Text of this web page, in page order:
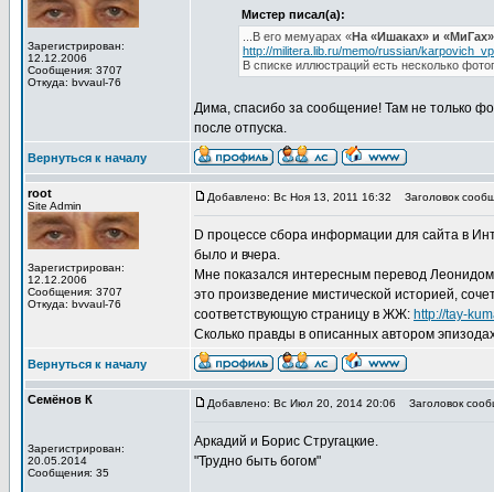
Зарегистрирован:
12.12.2006
Сообщения: 3707
Откуда: bvvaul-76
Мистер писал(а):
...В его мемуарах «На «Ишаках» и
http://militera.lib.ru/memo/russian/
В списке иллюстраций есть несколько
Дима, спасибо за сообщение! Там не только
после отпуска.
Вернуться к началу
root
Site Admin
Зарегистрирован:
12.12.2006
Сообщения: 3707
Откуда: bvvaul-76
Добавлено: Вс Ноя 13, 2011 16:32 Заголовок
D процессе сбора информации для сайта в
было и вчера.
Мне показался интересным перевод
это произведение мистической историей,
соответствующую страницу в ЖЖ: http://tay-
Сколько правды в описанных автором
Вернуться к началу
Семёнов К
Зарегистрирован:
20.05.2014
Сообщения: 35
Добавлено: Вс Июл 20, 2014 20:06 Заголовок
Аркадий и Борис Стругацкие.
"Трудно быть богом"